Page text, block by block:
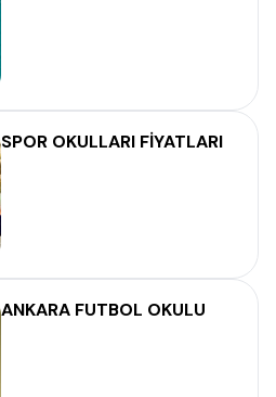
SPOR OKULLARI FİYATLARI
ANKARA FUTBOL OKULU